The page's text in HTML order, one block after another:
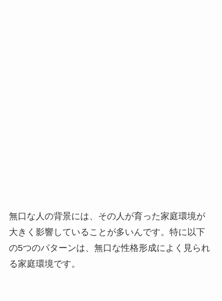
無口な人の背景には、その人が育った家庭環境が
大きく影響していることが多いんです。特に以下
の5つのパターンは、無口な性格形成によく見られ
る家庭環境です。